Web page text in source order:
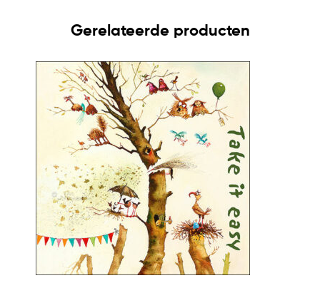
Gerelateerde producten